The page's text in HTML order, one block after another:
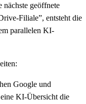
geöffnete
Filiale”, entsteht die
parallelen KI-
Google und
KI-Übersicht die